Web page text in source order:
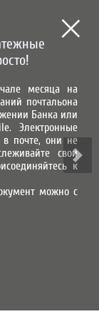
ЛИЧНЫЙ КАБИНЕТ
АО
месяца на
почтальона
Банка или
Электронные
в почте, они не
свои
к
можно с